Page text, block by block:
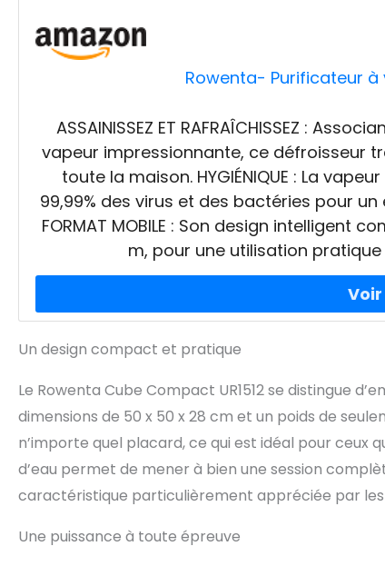
Rowenta- Purificateur à
ASSAINISSEZ ET RAFRAÎCHISSEZ :
vapeur impressionnante, ce défroisseur
toute la maison. HYGIÉNIQUE : La
99,99% des virus et des bactéries pour un
FORMAT MOBILE : Son design intelligent
m, pour une utilisation
Un design compact et pratique
Le Rowenta Cube Compact UR1512 se distingue
dimensions de 50 x 50 x 28 cm et un poids de
n’importe quel placard, ce qui est idéal pour ceux
d’eau permet de mener à bien une session
caractéristique particulièrement appréciée par
Une puissance à toute épreuve